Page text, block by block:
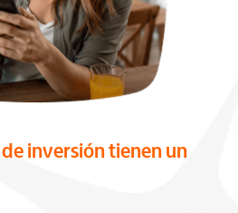
inversión tienen un